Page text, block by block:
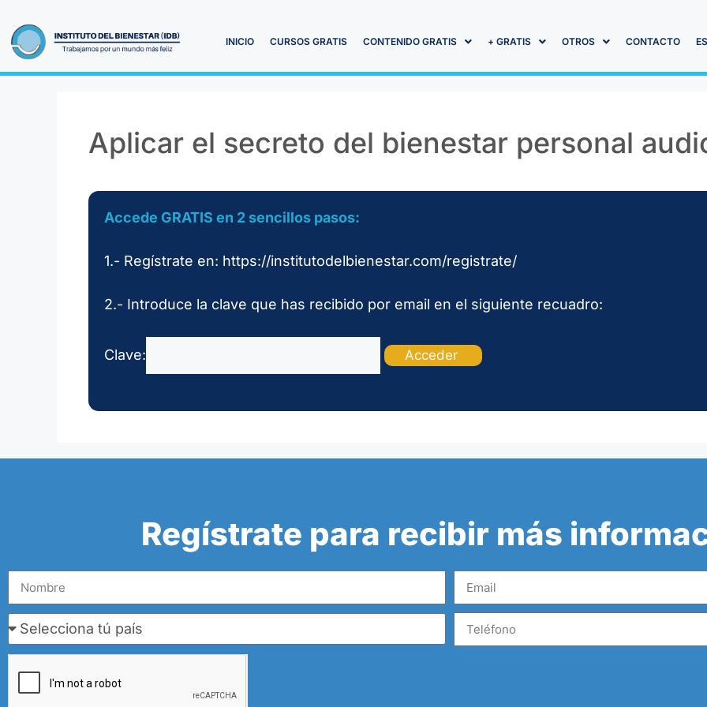
INICIO CURSOS GRATIS CONTENIDO GRATIS + GRATIS OTROS CONTACTO
Aplicar el secreto del bienestar personal
Accede GRATIS en 2 sencillos pasos:
1.- Regístrate en: https://institutodelbienestar.com/registrate/
2.- Introduce la clave que has recibido por email en el siguiente recuadro:
Clave:
Regístrate para recibir más